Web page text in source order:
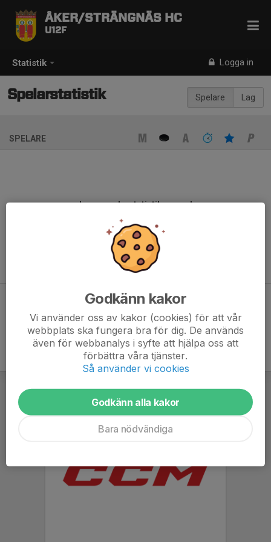
Statistik Logga in
ÅKER/STRÄNGNÄS HC
U12F
Spelare Lag
Spelarstatistik
SPELARE
Ingen spelarstatistik sparad
automatiskt på denna sida
Godkänn kakor
Vi använder oss av kakor (cookies) för att vår
webbplats ska fungera bra för dig. De används
även för webbanalys i syfte att hjälpa oss att
förbättra våra tjänster.
Så använder vi cookies
Godkänn alla kakor
Bara nödvändiga